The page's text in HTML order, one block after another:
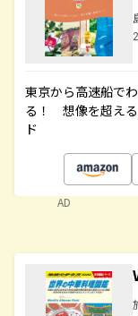
東京から高速船で
る！ 想像を超える
ド
AD